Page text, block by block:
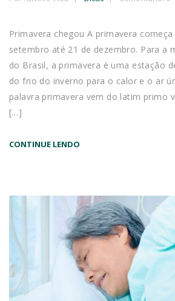
Primavera chegou A primavera
setembro até 21 de dezembro. Para a
do Brasil, a primavera é uma estação
do frio do inverno para o calor e o ar
palavra primavera vem do latim primo
[…]
CONTINUE LENDO